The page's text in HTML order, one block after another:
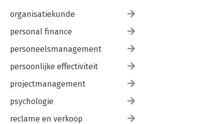
organisatiekunde
personal finance
personeelsmanagement
persoonlijke effectiviteit
projectmanagement
psychologie
reclame en verkoop